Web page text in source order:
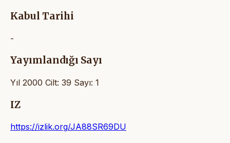
Kabul Tarihi
-
Yayımlandığı Sayı
Yıl 2000 Cilt: 39 Sayı: 1
IZ
https://izlik.org/JA88SR69DU